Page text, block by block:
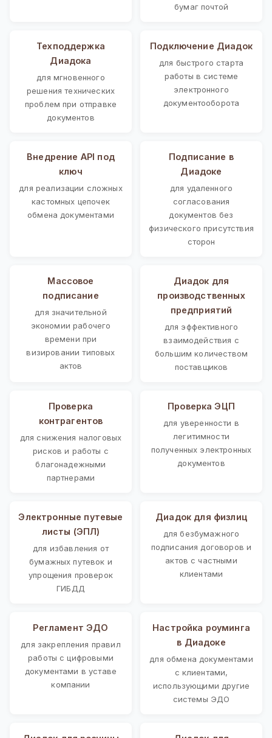
бумаг почтой
Техподдержка
Диадока
для мгновенного
решения технических
проблем при отправке
документов
Подключение Диадок
для быстрого старта
работы в системе
электронного
документооборота
Внедрение API под
ключ
для реализации сложных
кастомных цепочек
обмена документами
Подписание в
Диадоке
для удаленного
согласования
документов без
физического присутствия
сторон
Массовое
подписание
для значительной
экономии рабочего
времени при
визировании типовых
актов
Диадок для
производственных
предприятий
для эффективного
взаимодействия с
большим количеством
поставщиков
Проверка
контрагентов
для снижения налоговых
рисков и работы с
благонадежными
партнерами
Проверка ЭЦП
для уверенности в
легитимности
полученных электронных
документов
Электронные путевые
листы (ЭПЛ)
для избавления от
бумажных путевок и
упрощения проверок
ГИБДД
Диадок для физлиц
для безбумажного
подписания договоров и
актов с частными
клиентами
Регламент ЭДО
для закрепления правил
работы с цифровыми
документами в уставе
компании
Настройка роуминга
в Диадоке
для обмена документами
с клиентами,
использующими другие
системы ЭДО